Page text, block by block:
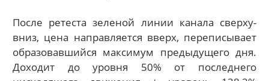
После ретеста зеленой линии канала сверху-
вниз, цена направляется вверх, переписывает
образовавшийся максимум предыдущего дня.
Доходит до уровня 50% от последнего